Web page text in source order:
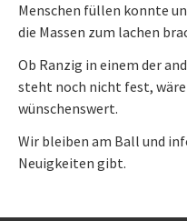
Menschen füllen konnte
die Massen zum lachen
Ob Ranzig in einem der
steht noch nicht fest,
wünschenswert.
Wir bleiben am Ball und
Neuigkeiten gibt.